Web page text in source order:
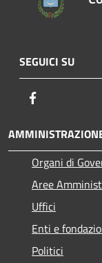
SEGUICI SU
Organi di
Aree
Uffici
Enti e
Politici